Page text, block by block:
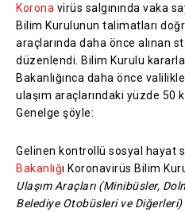
Korona virüs salgınında vaka
Bilim Kurulunun talimatları
araçlarında daha önce alınan
düzenlendi. Bilim Kurulu
Bakanlığınca daha önce
ulaşım araçlarındaki yüzde 50
Genelge şöyle:
Gelinen kontrollü sosyal hayat
Bakanlığı Koronavirüs Bilim
Ulaşım Araçları (Minibüsler,
Belediye Otobüsleri ve Diğerleri)